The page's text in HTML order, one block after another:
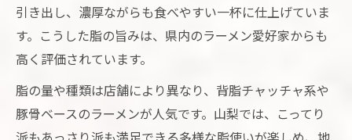
引き出し、濃厚ながらも食べやすい一杯に仕上げていま
す。こうした脂の旨みは、県内のラーメン愛好家からも
高く評価されています。
脂の量や種類は店舗により異なり、背脂チャッチャ系や
豚骨ベースのラーメンが人気です。山梨では、こってり